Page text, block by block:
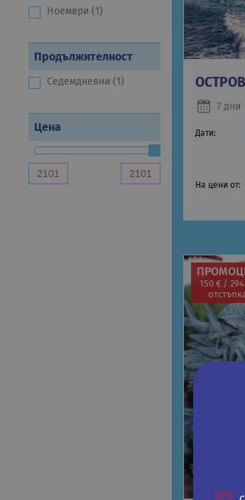
Ноември (1)
Продължителност
Седемдневни (1)
Цена
7 дни
Дати:
На цени от:
150 € /